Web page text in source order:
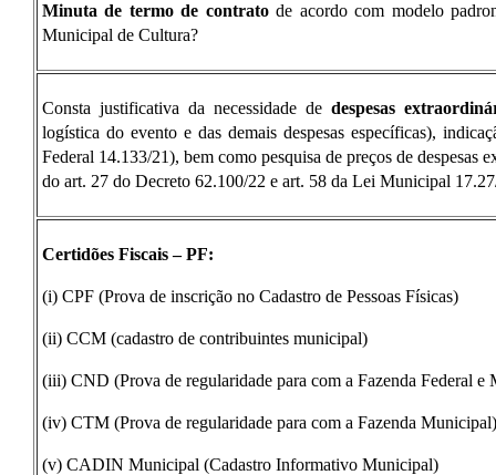
Minuta de termo de contratode acordo com modelo
Municipal de Cultura?
Consta justificativa da necessidade dedespesas
logística do evento e das demais despesas específicas),
Federal 14.133/21), bem como pesquisa de preços de despesas
do art. 27 do Decreto 62.100/22 e art. 58 da Lei Municipal
Certidões Fiscais – PF:
(i) CPF (Prova de inscrição no Cadastro de Pessoas Físicas)
(ii) CCM (cadastro de contribuintes municipal)
(iii) CND (Prova de regularidade para com a Fazenda Federal e
(iv) CTM (Prova de regularidade para com a Fazenda Municipal)
(v) CADIN Municipal (Cadastro Informativo Municipal)